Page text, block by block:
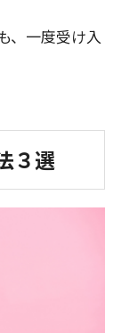
、一度受け入
３選